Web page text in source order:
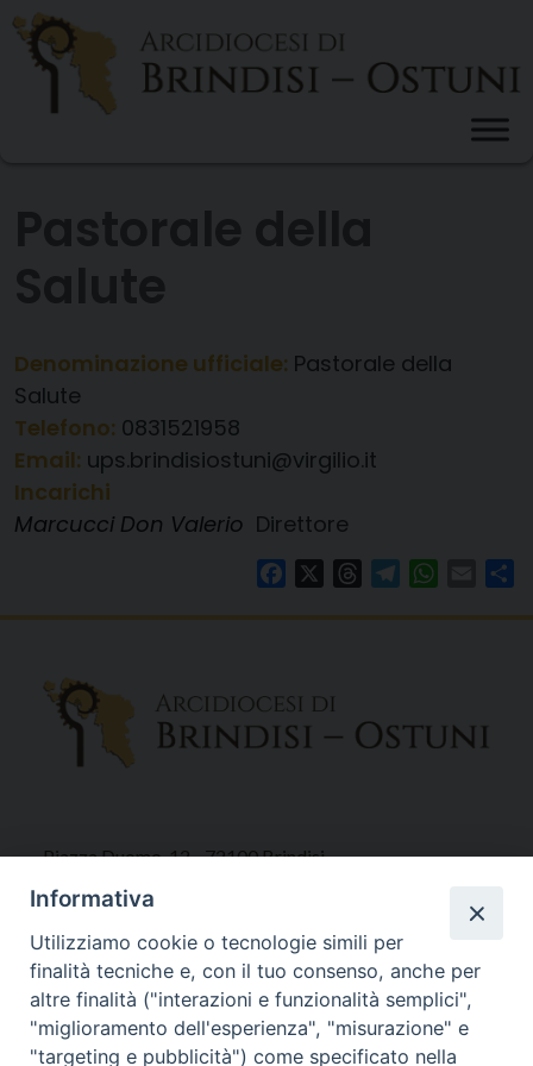
Skip
content
Denominazione ufficiale: Pastorale della
Salute
Telefono: 0831521958
Email: ups.brindisiostuni@virgilio.it
Incarichi
Marcucci Don Valerio Direttore
FacebookThreadsTelegram Email
Piazza Duomo, 12 - 72100 Brindisi
Tel 0831.521958
Fax 0831.528315
Orari Curia
Informativa
Utilizziamo cookie o tecnologie simili per
finalità tecniche e, con il tuo consenso, anche per
altre finalità ("interazioni e funzionalità semplici",
"miglioramento dell'esperienza", "misurazione" e
"targeting e pubblicità") come specificato nella